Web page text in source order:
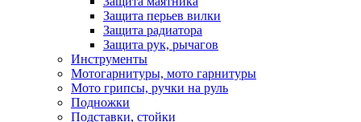
Защита перьев вилки
Защита радиатора
Защита рук, рычагов
Инструменты
Мотогарнитуры, мото гарнитуры
Мото грипсы, ручки на руль
Подножки
Подставки, стойки